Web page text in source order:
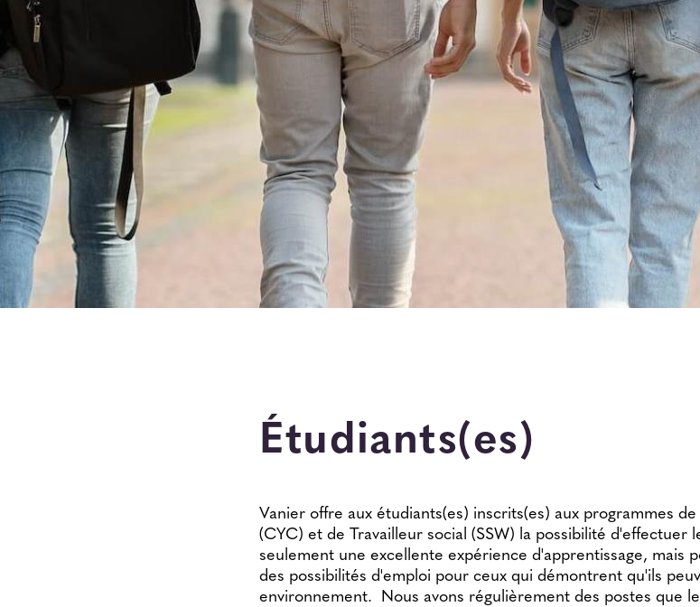
Étudiants(es)
Vanier offre aux étudiants(es) inscrits(es) aux programmes
(CYC) et de Travailleur social (SSW) la possibilité
seulement une excellente expérience d'apprentissage, mais
des possibilités d'emploi pour ceux qui démontrent qu'ils
environnement. Nous avons régulièrement des postes que